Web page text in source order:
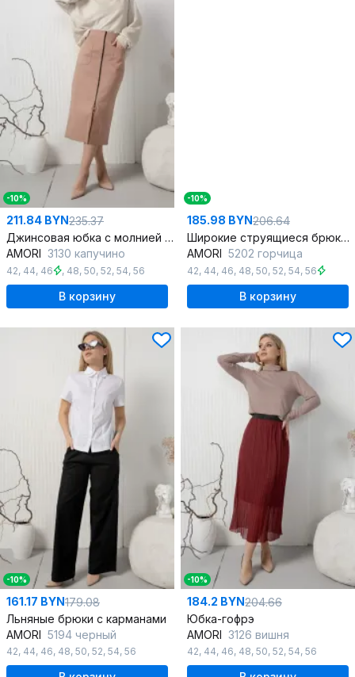
-10%
211.84 BYN235.37
Джинсовая юбка с молнией и разрезом
AMORI 3130 капучино
42, 44, 46 , 48, 50, 52, 54, 56
В корзину
-10%
185.98 BYN206.64
Широкие струящиеся брюки с кокеткой из текстиля
AMORI 5202 горчица
42, 44, 46, 48, 50, 52, 54, 56
В корзину
-10%
161.17 BYN179.08
Льняные брюки с карманами
AMORI 5194 черный
42, 44, 46, 48, 50, 52, 54, 56
-10%
184.2 BYN204.66
Юбка-гофрэ
AMORI 3126 вишня
42, 44, 46, 48, 50, 52, 54, 56